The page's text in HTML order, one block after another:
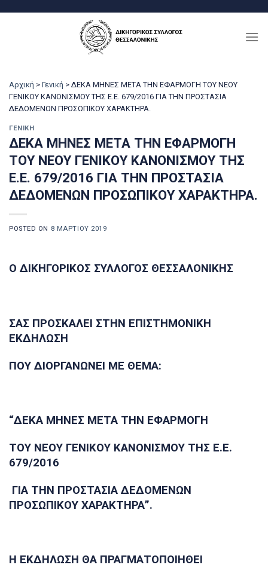
Αρχική > Γενική > ΔΕΚΑ ΜΗΝΕΣ ΜΕΤΑ ΤΗΝ ΕΦΑΡΜΟΓΗ ΤΟΥ ΝΕΟΥ
ΓΕΝΙΚΟΥ ΚΑΝΟΝΙΣΜΟΥ ΤΗΣ E.E. 679/2016 ΓΙΑ ΤΗΝ ΠΡΟΣΤΑΣΙΑ
ΔΕΔΟΜΕΝΩΝ ΠΡΟΣΩΠΙΚΟΥ ΧΑΡΑΚΤΗΡΑ.
ΓΕΝΙΚΉ
ΔΕΚΑ ΜΗΝΕΣ ΜΕΤΑ ΤΗΝ ΕΦΑΡΜΟΓΗ
ΤΟΥ ΝΕΟΥ ΓΕΝΙΚΟΥ ΚΑΝΟΝΙΣΜΟΥ ΤΗΣ
E.E. 679/2016 ΓΙΑ ΤΗΝ ΠΡΟΣΤΑΣΙΑ
ΔΕΔΟΜΕΝΩΝ ΠΡΟΣΩΠΙΚΟΥ ΧΑΡΑΚΤΗΡΑ.
POSTED ON 8 ΜΑΡΤΊΟΥ 2019
Ο ΔΙΚΗΓΟΡΙΚΟΣ ΣΥΛΛΟΓΟΣ ΘΕΣΣΑΛΟΝΙΚΗΣ
ΣΑΣ ΠΡΟΣΚΑΛΕΙ ΣΤΗΝ ΕΠΙΣΤΗΜΟΝΙΚΗ
ΕΚΔΗΛΩΣΗ
ΠΟΥ ΔΙΟΡΓΑΝΩΝΕΙ ΜΕ ΘΕΜΑ:
“ΔΕΚΑ ΜΗΝΕΣ ΜΕΤΑ ΤΗΝ ΕΦΑΡΜΟΓΗ
ΤΟΥ ΝΕΟΥ ΓΕΝΙΚΟΥ ΚΑΝΟΝΙΣΜΟΥ ΤΗΣ E.E.
679/2016
ΓΙΑ ΤΗΝ ΠΡΟΣΤΑΣΙΑ ΔΕΔΟΜΕΝΩΝ
ΠΡΟΣΩΠΙΚΟΥ ΧΑΡΑΚΤΗΡΑ”.
Η ΕΚΔΗΛΩΣΗ ΘΑ ΠΡΑΓΜΑΤΟΠΟΙΗΘΕΙ